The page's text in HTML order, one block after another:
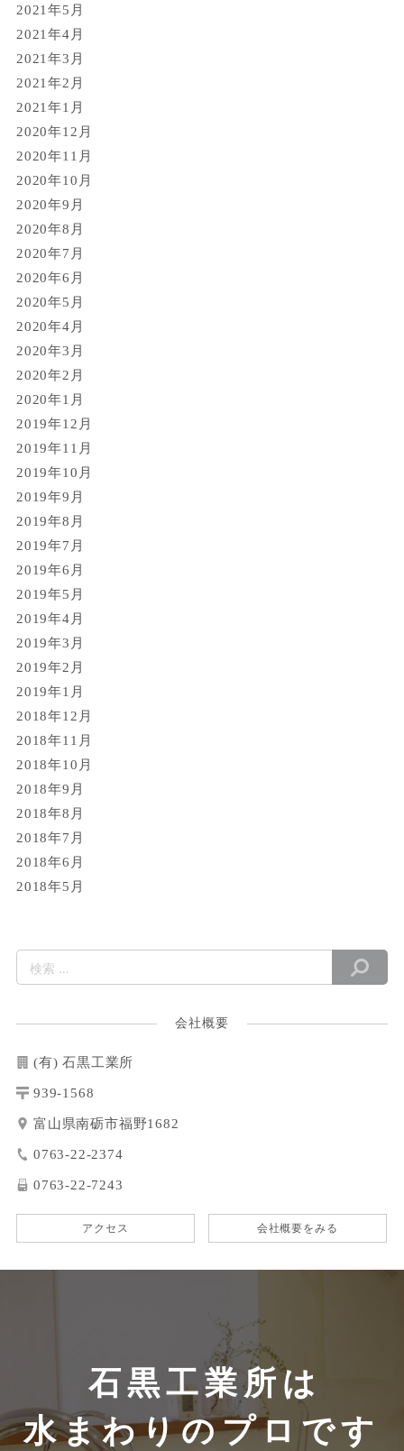
2021年5月
2021年4月
2021年3月
2021年2月
2021年1月
2020年12月
2020年11月
2020年10月
2020年9月
2020年8月
2020年7月
2020年6月
2020年5月
2020年4月
2020年3月
2020年2月
2020年1月
2019年12月
2019年11月
2019年10月
2019年9月
2019年8月
2019年7月
2019年6月
2019年5月
2019年4月
2019年3月
2019年2月
2019年1月
2018年12月
2018年11月
2018年10月
2018年9月
2018年8月
2018年7月
2018年6月
2018年5月
会社概要
(有) 石黒工業所
939-1568
富山県南砺市福野1682
0763-22-2374
0763-22-7243
アクセス 会社概要をみる
石黒工業所は
水まわりのプロです